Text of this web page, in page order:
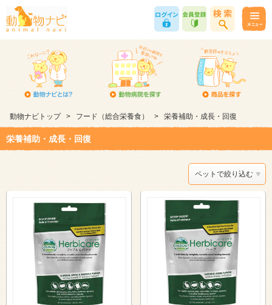
動物ナビトップ > フード（総合栄養食） > 栄養補助・成長・回復
栄養補助・成長・回復
ペットで絞り込む